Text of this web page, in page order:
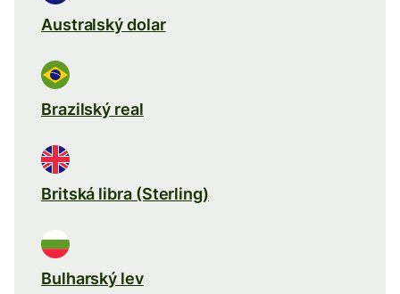
Australský dolar
Brazilský real
Britská libra (Sterling)
Bulharský lev